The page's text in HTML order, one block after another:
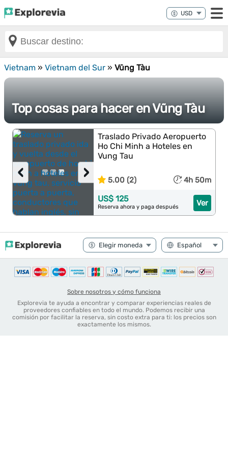
Vietnam » Vietnam del Sur » Vũng Tàu
Top cosas para hacer en Vũng Tàu
›
‹
Traslado Privado Aeropuerto
Ho Chi Minh a Hoteles en
Vung Tau
5.00 (2) 4h 50m
Ver
US$ 125
Reserva ahora y paga después
Sobre nosotros y cómo funciona
Explorevia te ayuda a encontrar y comparar experiencias reales de
proveedores confiables en todo el mundo. Podemos recibir una
comisión por facilitar la reserva, sin costo extra para ti: los precios son
exactamente los mismos.